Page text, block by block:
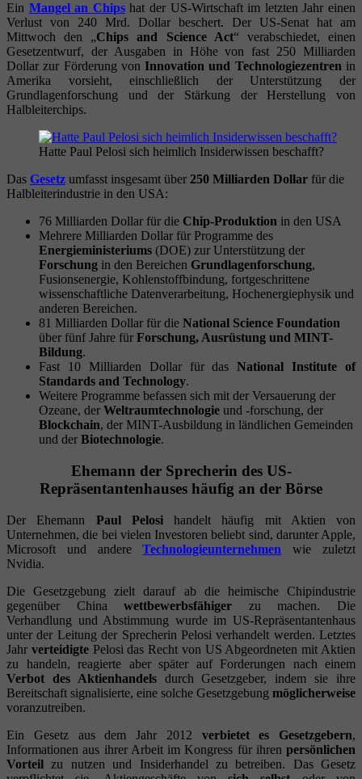
Ein Mangel an Chipshat der US-Wirtschaft im letzten Jahr einen
Verlust von 240 Mrd. Dollar beschert. Der US-Senat hat am
Mittwoch den „Chips and Science Act“ verabschiedet, einen
Gesetzentwurf, der Ausgaben in Höhe von fast 250 Milliarden
Dollar zur Förderung vonInnovation und Technologiezentren in
Amerika vorsieht, einschließlich der Unterstützung der
Grundlagenforschung und der Stärkung der Herstellung von
Halbleiterchips.
Hatte Paul Pelosi sich heimlich Insiderwissen beschafft?
Das Gesetz umfasst insgesamt über 250 Milliarden Dollar für die
Halbleiterindustrie in den USA:
76 Milliarden Dollar für die Chip-Produktion in den USA
Mehrere Milliarden Dollar für Programme des
Energieministeriums (DOE) zur Unterstützung der
Forschung in den Bereichen Grundlagenforschung,
Fusionsenergie, Kohlenstoffbindung, fortgeschrittene
wissenschaftliche Datenverarbeitung, Hochenergiephysik und
anderen Bereichen.
81 Milliarden Dollar für die National Science Foundation
über fünf Jahre für Forschung, Ausrüstung und MINT-
Bildung.
Fast 10 Milliarden Dollar für dasNational Institute of
Standards and Technology.
Weitere Programme befassen sich mit der Versauerung der
Ozeane, der Weltraumtechnologie und -forschung, der
Blockchain, der MINT-Ausbildung in ländlichen Gemeinden
und der Biotechnologie.
Ehemann der Sprecherin des US-
Repräsentantenhauses häufig an der Börse
Der Ehemann Paul Pelosihandelt häufig mit Aktien von
Unternehmen, die bei vielen Investoren beliebt sind, darunter Apple,
Microsoft und andereTechnologieunternehmen wie zuletzt
Nvidia.
Die Gesetzgebung zielt darauf ab die heimische Chipindustrie
gegenüber Chinawettbewerbsfähiger zu machen. Die
Verhandlung und Abstimmung wurde im US-Repräsentantenhaus
unter der Leitung der Sprecherin Pelosi verhandelt werden. Letztes
Jahr verteidigtePelosi das Recht von US Abgeordneten mit Aktien
zu handeln, reagierte aber später auf Forderungen nach einem
Verbot des Aktienhandelsdurch Gesetzgeber, indem sie ihre
Bereitschaft signalisierte, eine solche Gesetzgebung möglicherweise
voranzutreiben.
Ein Gesetz aus dem Jahr 2012 verbietet es Gesetzgebern,
Informationen aus ihrer Arbeit im Kongress für ihren persönlichen
Vorteil zu nutzen und Insiderhandel zu betreiben. Das Gesetz